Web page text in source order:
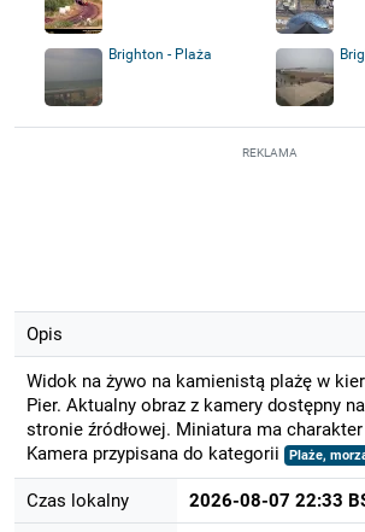
Brighton - Plaża
REKLAMA
Opis
Widok na żywo na kamienistą plażę w
Pier. Aktualny obraz z kamery dostępny
stronie źródłowej. Miniatura ma
Kamera przypisana do kategorii
Plaże,
Czas lokalny 2026-08-07 22:33